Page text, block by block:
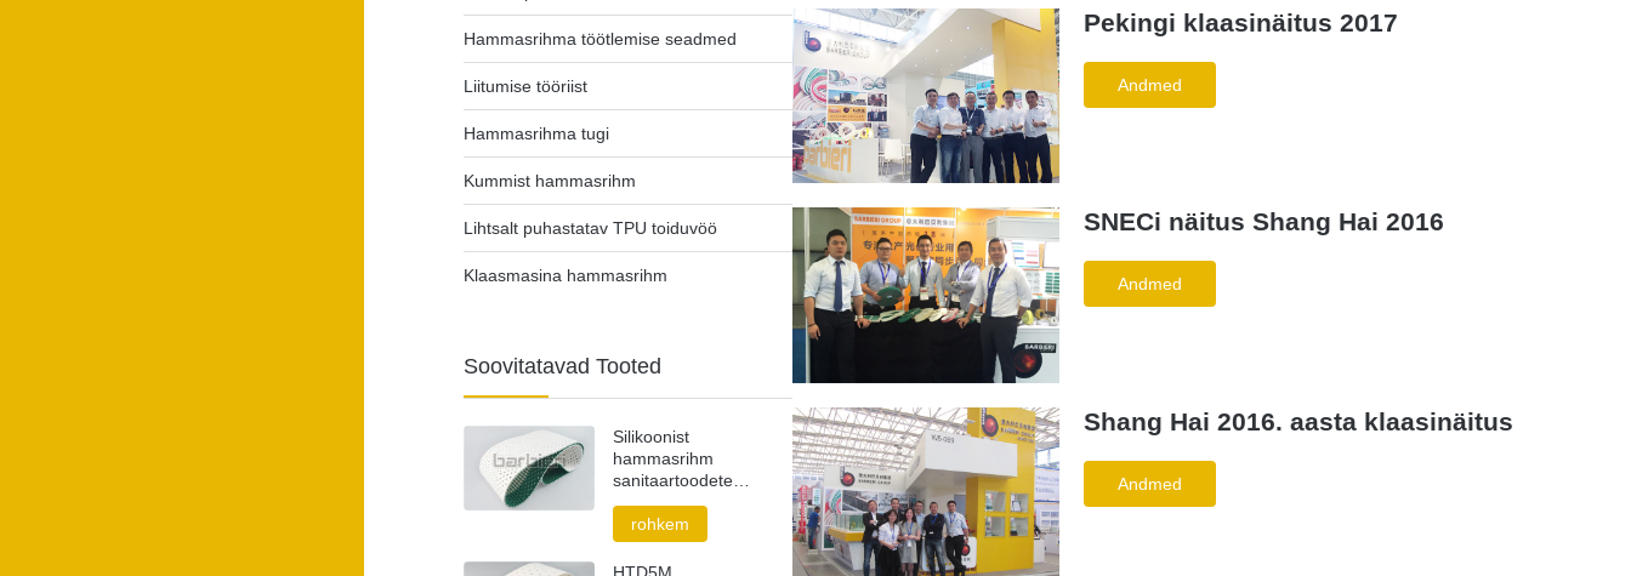
Pekingi klaasinäitus 2017
Andmed
SNECi näitus Shang Hai 2016
Andmed
Shang Hai 2016. aasta klaasinäitus
Andmed
Hammasrihma töötlemise seadmed
Liitumise tööriist
Hammasrihma tugi
Kummist hammasrihm
Lihtsalt puhastatav TPU toiduvöö
Klaasmasina hammasrihm
Soovitatavad Tooted
Silikoonist
hammasrihm
sanitaartoodete
tööstusele
rohkem